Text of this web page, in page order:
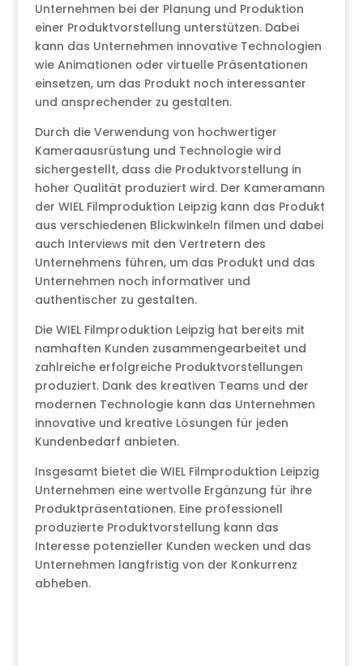
Unternehmen bei der Planung und Produktion
einer Produktvorstellung unterstützen. Dabei
kann das Unternehmen innovative Technologien
wie Animationen oder virtuelle Präsentationen
einsetzen, um das Produkt noch interessanter
und ansprechender zu gestalten.
Durch die Verwendung von hochwertiger
Kameraausrüstung und Technologie wird
sichergestellt, dass die Produktvorstellung in
hoher Qualität produziert wird. Der Kameramann
der WIEL Filmproduktion Leipzig kann das Produkt
aus verschiedenen Blickwinkeln filmen und dabei
auch Interviews mit den Vertretern des
Unternehmens führen, um das Produkt und das
Unternehmen noch informativer und
authentischer zu gestalten.
Die WIEL Filmproduktion Leipzig hat bereits mit
namhaften Kunden zusammengearbeitet und
zahlreiche erfolgreiche Produktvorstellungen
produziert. Dank des kreativen Teams und der
modernen Technologie kann das Unternehmen
innovative und kreative Lösungen für jeden
Kundenbedarf anbieten.
Insgesamt bietet die WIEL Filmproduktion Leipzig
Unternehmen eine wertvolle Ergänzung für ihre
Produktpräsentationen. Eine professionell
produzierte Produktvorstellung kann das
Interesse potenzieller Kunden wecken und das
Unternehmen langfristig von der Konkurrenz
abheben.